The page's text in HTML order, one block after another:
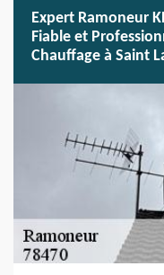
Expert Ramoneur
Fiable et
Chauffage à Saint